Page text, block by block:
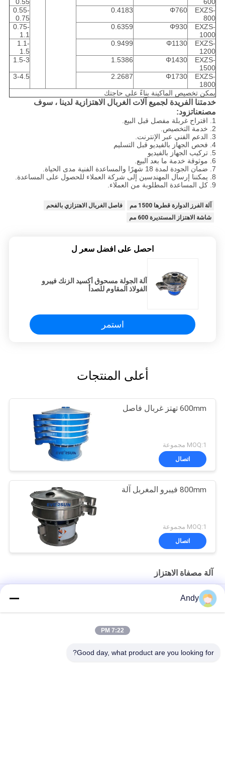
EXZS-
800
Φ760
0.4183
0.55-
0.75
EXZS-
1000
Φ930
0.6359
0.75-
1.1
EXZS-
1200
Φ1130
0.9499
1.1-
1.5
EXZS-
1500
Φ1430
1.5386
1.5-3
EXZS-
1800
Φ1730
2.2687
3-4.5
يمكن تخصيص الماكينة بناءً على حاجتك
خدمتنا الفريدة لجميع آلات الغربال الاهتزازية لدينا ، سوف
مصنعناتزود:
1. اقتراح غربلة مفصل قبل البيع.
2. خدمة التخصيص.
3. الدعم الفني عبر الإنترنت.
4. فحص الجهاز بالفيديو قبل التسليم
5. تركيب الجهاز بالفيديو
6. موثوقة خدمة ما بعد البيع.
7. ضمان الجودة لمدة 18 شهرًا والمساعدة الفنية مدى الحياة.
8. يمكننا إرسال المهندسين إلى شركة العملاء للحصول على المساعدة.
9. كل المساعدة المطلوبة من العملاء.
آلة الفرز الدوارة قطرها 1500 مم
فاصل الغربال الاهتزازي بالفحم
شاشة الاهتزاز المستديرة 600 مم
احصل على افضل سعر ل
آلة الجولة مسحوق أكسيد الزنك فيبرو
الفولاذ المقاوم للصدأ
استمر
أعلى المنتجات
600mm تهتز غربال فاصل
MOQ:1 مجموعة
اتصال
800mm فيبرو المغربل آلة
MOQ:1 مجموعة
اتصال
آلة مصفاة الاهتزاز
High-Frequency Screen for Fine Material Processing in Mining
and Building Materials
Andy
7:22 PM
Good day, what product are you looking for?